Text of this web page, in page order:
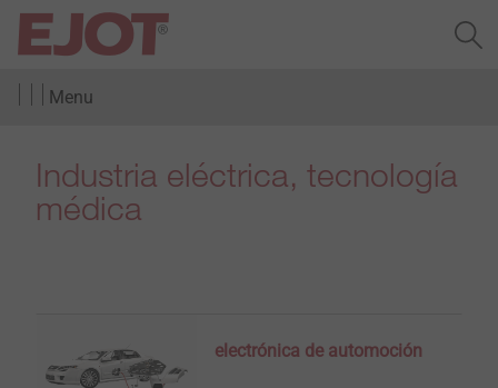
Menu
Industria eléctrica, tecnología
médica
electrónica de automoción